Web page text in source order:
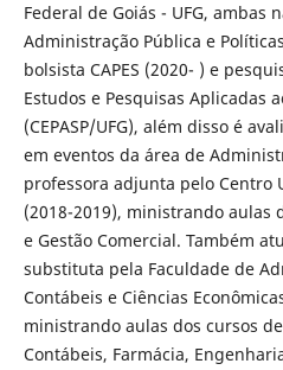
Federal de Goiás - UFG, ambas
Administração Pública e
bolsista CAPES (2020- ) e
Estudos e Pesquisas Aplicadas
(CEPASP/UFG), além disso é
em eventos da área de
professora adjunta pelo Centro
(2018-2019), ministrando aulas
e Gestão Comercial. Também
substituta pela Faculdade de
Contábeis e Ciências
ministrando aulas dos cursos
Contábeis, Farmácia,